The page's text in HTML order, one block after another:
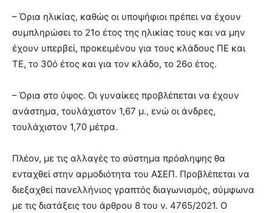
– Όρια ηλικίας, καθώς οι υποψήφιοι πρέπει να έχουν
συμπληρώσει το 21ο έτος της ηλικίας τους και να μην
έχουν υπερβεί, προκειμένου για τους κλάδους ΠΕ και
ΤΕ, το 30ό έτος και για τον κλάδο, το 26ο έτος.
– Όρια στο ύψος. Οι γυναίκες προβλέπεται να έχουν
ανάστημα, τουλάχιστον 1,67 μ., ενώ οι άνδρες,
τουλάχιστον 1,70 μέτρα.
Πλέον, με τις αλλαγές το σύστημα πρόσληψης θα
ενταχθεί στην αρμοδιότητα του ΑΣΕΠ. Προβλέπεται να
διεξαχθεί πανελλήνιος γραπτός διαγωνισμός, σύμφωνα
με τις διατάξεις του άρθρου 8 του ν. 4765/2021. Ο